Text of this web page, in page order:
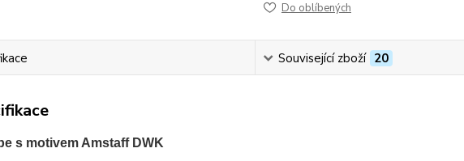
Do oblíbených
Související zboží 20
s motivem Amstaff DWK